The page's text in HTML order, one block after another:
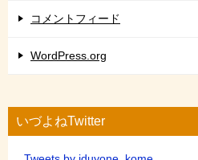
コメントフィード
WordPress.org
いづよねTwitter